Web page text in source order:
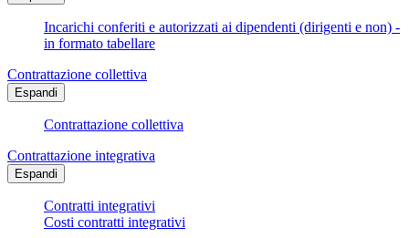
Incarichi conferiti e autorizzati ai dipendenti (dirigenti e non) -
in formato tabellare
Contrattazione collettiva
Espandi
Contrattazione collettiva
Contrattazione integrativa
Espandi
Contratti integrativi
Costi contratti integrativi